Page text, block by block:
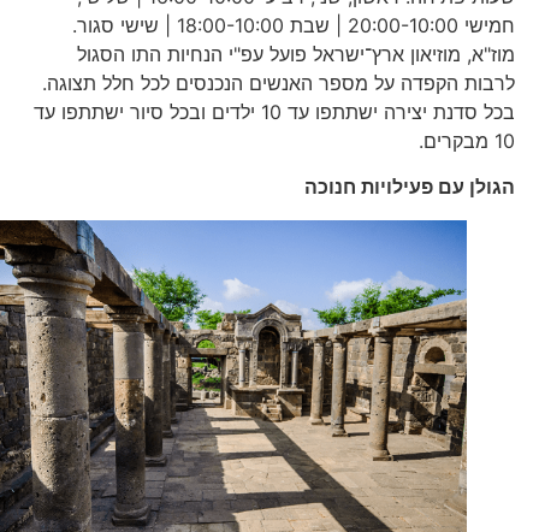
חמישי 20:00-10:00 | שבת 18:00-10:00 | שישי סגור.
מוז"א, מוזיאון ארץ־ישראל פועל עפ"י הנחיות התו הסגול
לרבות הקפדה על מספר האנשים הנכנסים לכל חלל תצוגה.
בכל סדנת יצירה ישתתפו עד 10 ילדים ובכל סיור ישתתפו עד
הגולן עם פעילויות חנוכה